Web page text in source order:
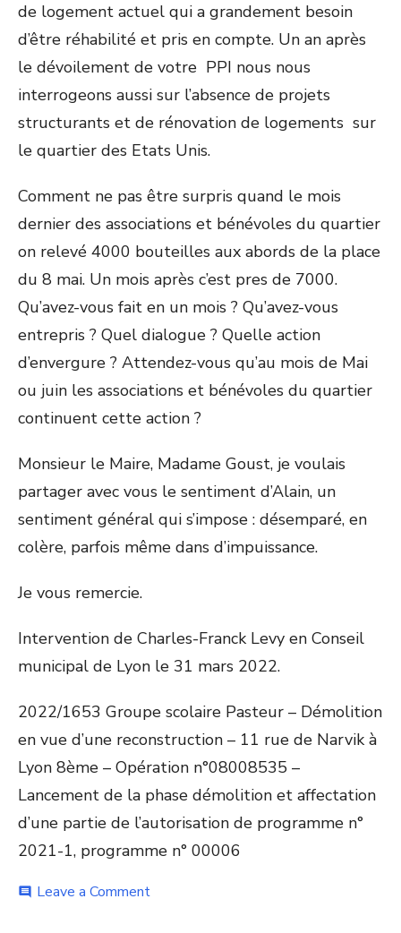
de logement actuel qui a grandement besoin
d’être réhabilité et pris en compte. Un an après
le dévoilement de votre PPI nous nous
interrogeons aussi sur l’absence de projets
structurants et de rénovation de logements sur
le quartier des Etats Unis.
Comment ne pas être surpris quand le mois
dernier des associations et bénévoles du quartier
on relevé 4000 bouteilles aux abords de la place
du 8 mai. Un mois après c’est pres de 7000.
Qu’avez-vous fait en un mois ? Qu’avez-vous
entrepris ? Quel dialogue ? Quelle action
d’envergure ? Attendez-vous qu’au mois de Mai
ou juin les associations et bénévoles du quartier
continuent cette action ?
Monsieur le Maire, Madame Goust, je voulais
partager avec vous le sentiment d’Alain, un
sentiment général qui s’impose : désemparé, en
colère, parfois même dans d’impuissance.
Je vous remercie.
Intervention de Charles-Franck Levy en Conseil
municipal de Lyon le 31 mars 2022.
2022/1653 Groupe scolaire Pasteur – Démolition
en vue d’une reconstruction – 11 rue de Narvik à
Lyon 8ème – Opération n°08008535 –
Lancement de la phase démolition et affectation
d’une partie de l’autorisation de programme n°
2021-1, programme n° 00006
comment Leave a Commenton